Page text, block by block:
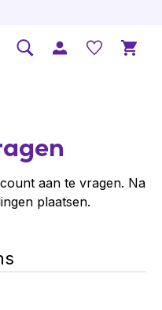
aan te vragen. Na
plaatsen.